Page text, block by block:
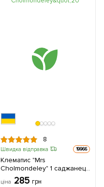
8
Швидка відправка 19966
Клематис "Mrs
Cholmondeley" 1 саджанець
в упаковці
ціна 285 грн